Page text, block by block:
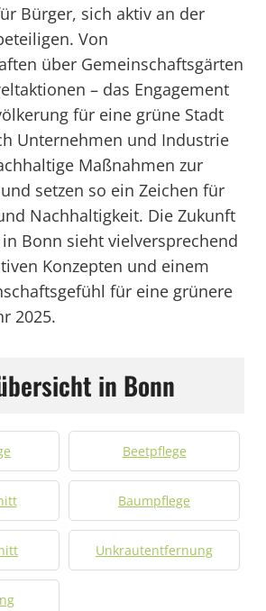
Bürger, sich aktiv an der
Von
über Gemeinschaftsgärten
– das Engagement
für eine grüne Stadt
Unternehmen und Industrie
Maßnahmen zur
setzen so ein Zeichen für
Nachhaltigkeit. Die Zukunft
Bonn sieht vielversprechend
Konzepten und einem
für eine grünere
2025.
in Bonn
Beetpflege
Baumpflege
Unkrautentfernung